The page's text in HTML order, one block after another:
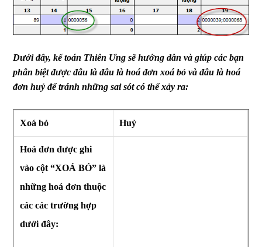
Dưới đây, kế toán Thiên Ưng sẽ hướng dẫn và giúp các bạn
phân biệt được đâu là đâu là hoá đơn xoá bỏ và đâu là hoá
đơn huỷ để tránh những sai sót có thể xảy ra:
Xoá bỏ Huỷ
Hoá đơn được ghi
vào cột “XOÁ BỎ” là
những hoá đơn thuộc
các các trường hợp
dưới đây: